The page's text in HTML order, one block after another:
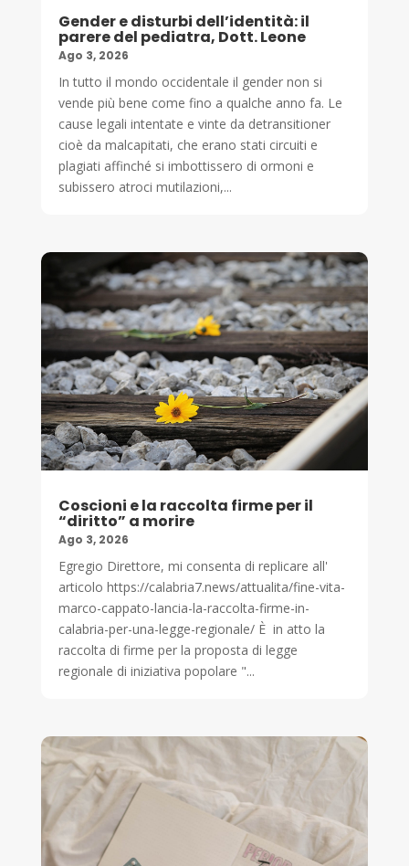
Gender e disturbi dell’identità: il
parere del pediatra, Dott. Leone
Ago 3, 2026
In tutto il mondo occidentale il gender non si
vende più bene come fino a qualche anno fa. Le
cause legali intentate e vinte da detransitioner
cioè da malcapitati, che erano stati circuiti e
plagiati affinché si imbottissero di ormoni e
subissero atroci mutilazioni,...
Coscioni e la raccolta firme per il
“diritto” a morire
Ago 3, 2026
Egregio Direttore, mi consenta di replicare all'
articolo https://calabria7.news/attualita/fine-vita-
marco-cappato-lancia-la-raccolta-firme-in-
calabria-per-una-legge-regionale/ È in atto la
raccolta di firme per la proposta di legge
regionale di iniziativa popolare "...